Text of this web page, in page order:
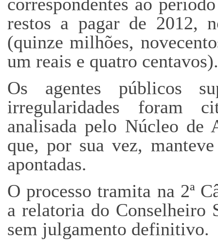
restos a pagar de 2012,
(quinze milhões,
um reais e quatro centavos).
Os agentes públicos
irregularidades foram
analisada pelo Núcleo de
que, por sua vez,
apontadas.
O processo tramita na 2ª
a relatoria do Conselheiro
sem julgamento definitivo.